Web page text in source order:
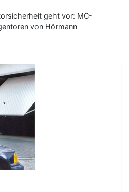
geht vor: MC-
von Hörmann